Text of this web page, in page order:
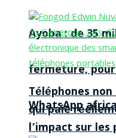
Ayoba : de 35
fermeture,
WhatsApp
Téléphones
qui paie
l’impact sur les